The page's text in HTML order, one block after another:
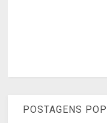
POSTAGENS